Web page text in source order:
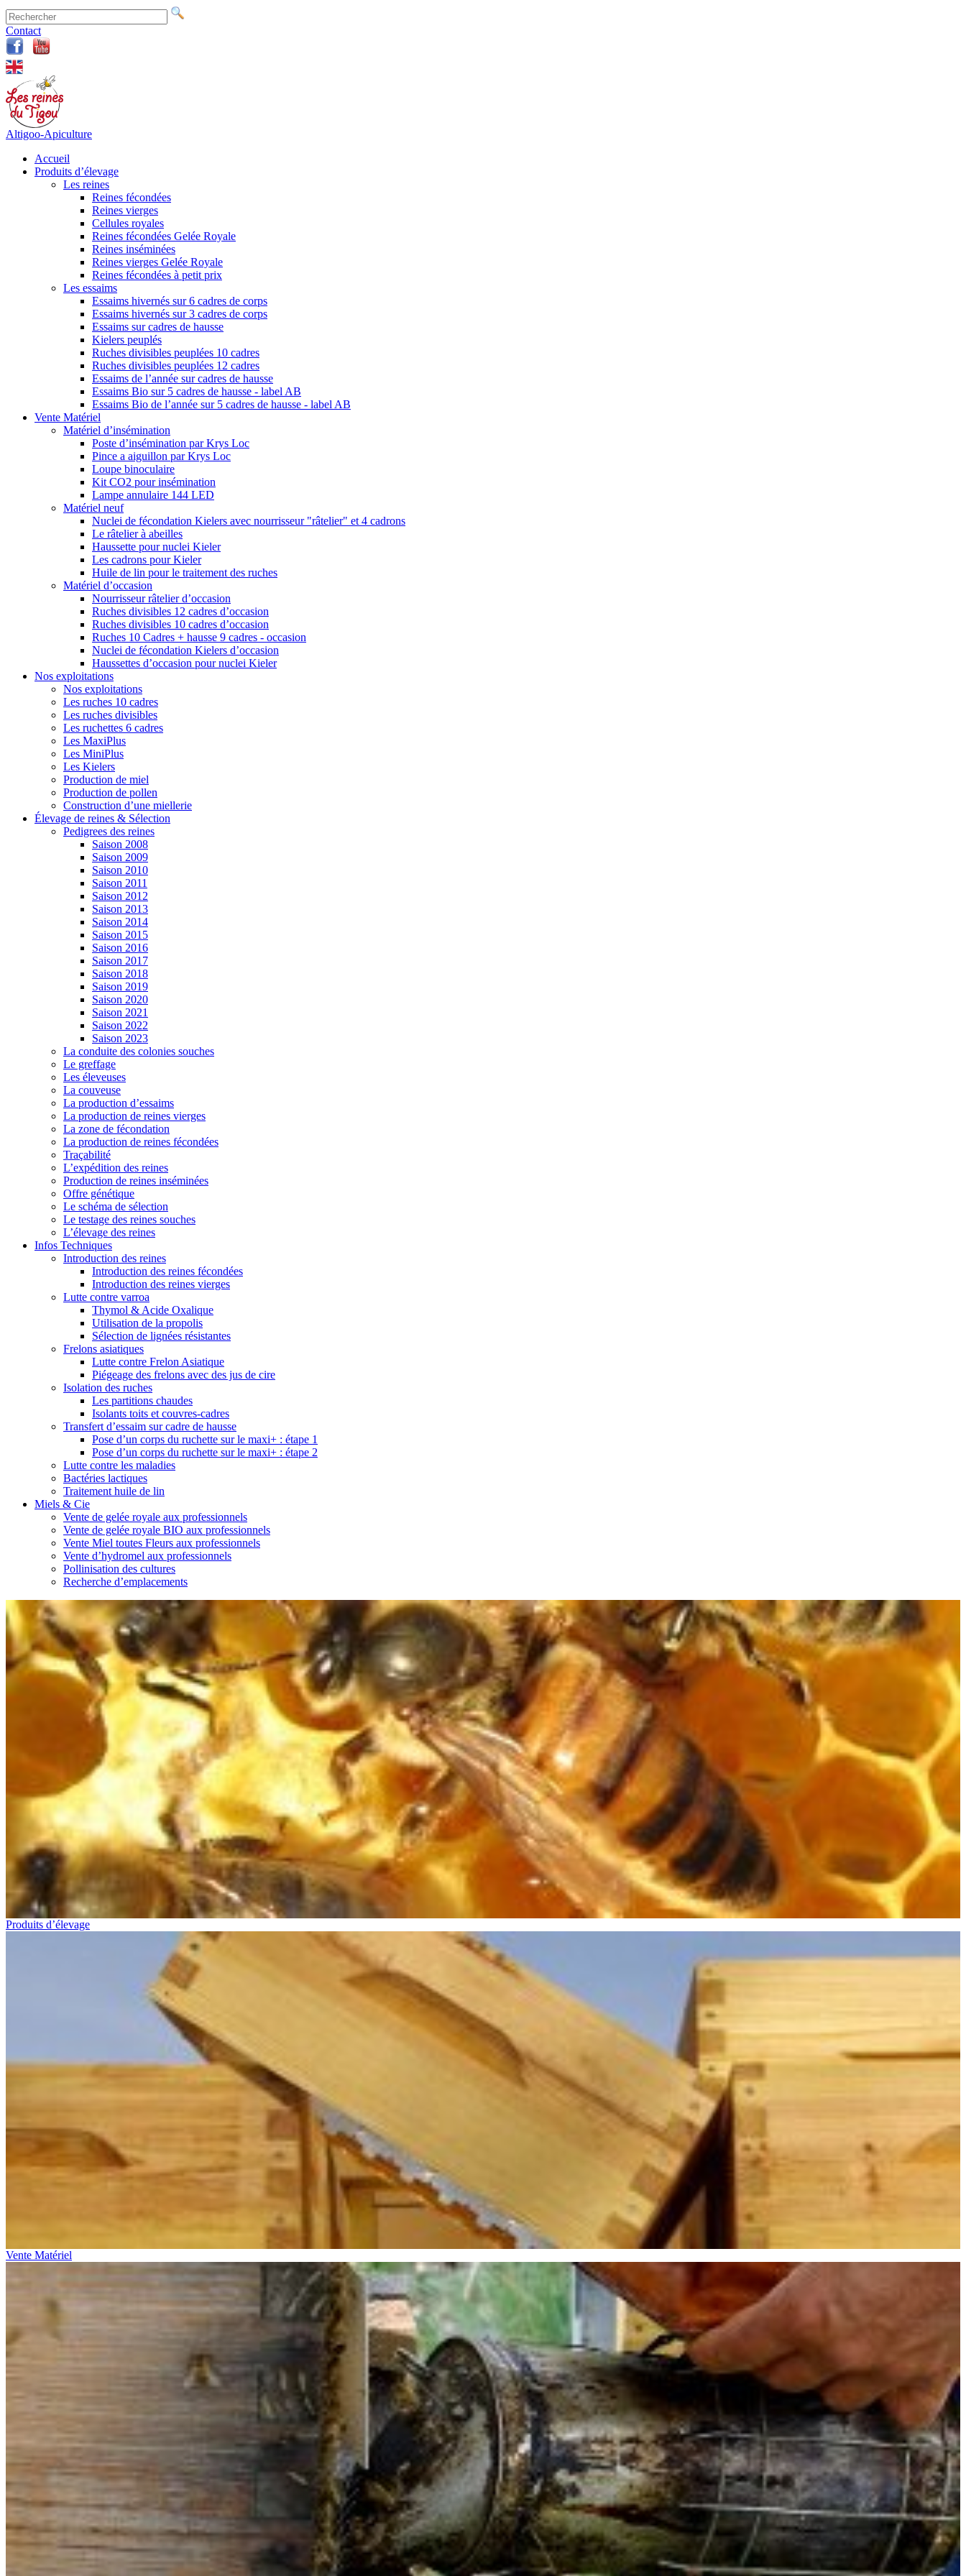
Contact
Altigoo-Apiculture
Accueil
Produits d’élevage
Les reines
Reines fécondées
Reines vierges
Cellules royales
Reines fécondées Gelée Royale
Reines inséminées
Reines vierges Gelée Royale
Reines fécondées à petit prix
Les essaims
Essaims hivernés sur 6 cadres de corps
Essaims hivernés sur 3 cadres de corps
Essaims sur cadres de hausse
Kielers peuplés
Ruches divisibles peuplées 10 cadres
Ruches divisibles peuplées 12 cadres
Essaims de l’année sur cadres de hausse
Essaims Bio sur 5 cadres de hausse - label AB
Essaims Bio de l’année sur 5 cadres de hausse - label AB
Vente Matériel
Matériel d’insémination
Poste d’insémination par Krys Loc
Pince a aiguillon par Krys Loc
Loupe binoculaire
Kit CO2 pour insémination
Lampe annulaire 144 LED
Matériel neuf
Nuclei de fécondation Kielers avec nourrisseur "râtelier" et 4 cadrons
Le râtelier à abeilles
Haussette pour nuclei Kieler
Les cadrons pour Kieler
Huile de lin pour le traitement des ruches
Matériel d’occasion
Nourrisseur râtelier d’occasion
Ruches divisibles 12 cadres d’occasion
Ruches divisibles 10 cadres d’occasion
Ruches 10 Cadres + hausse 9 cadres - occasion
Nuclei de fécondation Kielers d’occasion
Haussettes d’occasion pour nuclei Kieler
Nos exploitations
Nos exploitations
Les ruches 10 cadres
Les ruches divisibles
Les ruchettes 6 cadres
Les MaxiPlus
Les MiniPlus
Les Kielers
Production de miel
Production de pollen
Construction d’une miellerie
Élevage de reines & Sélection
Pedigrees des reines
Saison 2008
Saison 2009
Saison 2010
Saison 2011
Saison 2012
Saison 2013
Saison 2014
Saison 2015
Saison 2016
Saison 2017
Saison 2018
Saison 2019
Saison 2020
Saison 2021
Saison 2022
Saison 2023
La conduite des colonies souches
Le greffage
Les éleveuses
La couveuse
La production d’essaims
La production de reines vierges
La zone de fécondation
La production de reines fécondées
Traçabilité
L’expédition des reines
Production de reines inséminées
Offre génétique
Le schéma de sélection
Le testage des reines souches
L’élevage des reines
Infos Techniques
Introduction des reines
Introduction des reines fécondées
Introduction des reines vierges
Lutte contre varroa
Thymol & Acide Oxalique
Utilisation de la propolis
Sélection de lignées résistantes
Frelons asiatiques
Lutte contre Frelon Asiatique
Piégeage des frelons avec des jus de cire
Isolation des ruches
Les partitions chaudes
Isolants toits et couvres-cadres
Transfert d’essaim sur cadre de hausse
Pose d’un corps du ruchette sur le maxi+ : étape 1
Pose d’un corps du ruchette sur le maxi+ : étape 2
Lutte contre les maladies
Bactéries lactiques
Traitement huile de lin
Miels & Cie
Vente de gelée royale aux professionnels
Vente de gelée royale BIO aux professionnels
Vente Miel toutes Fleurs aux professionnels
Vente d’hydromel aux professionnels
Pollinisation des cultures
Recherche d’emplacements
Produits d’élevage
Vente Matériel